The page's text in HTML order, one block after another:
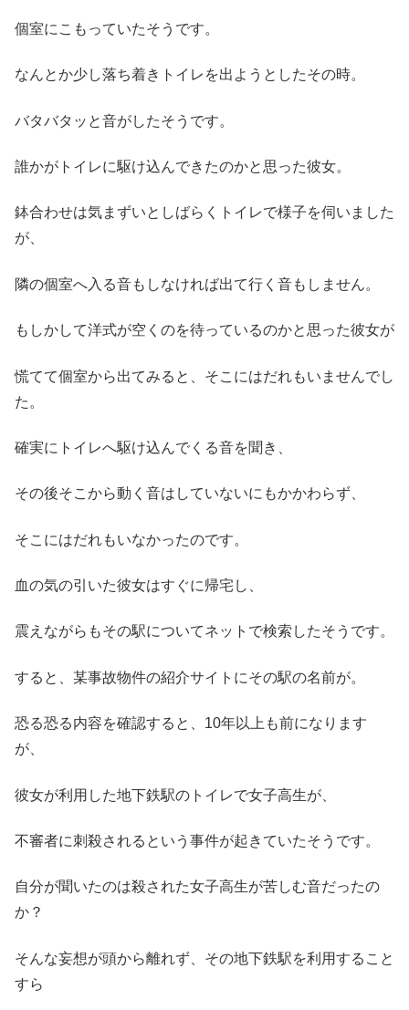
個室にこもっていたそうです。
なんとか少し落ち着きトイレを出ようとしたその時。
バタバタッと音がしたそうです。
誰かがトイレに駆け込んできたのかと思った彼女。
鉢合わせは気まずいとしばらくトイレで様子を伺いました
が、
隣の個室へ入る音もしなければ出て行く音もしません。
もしかして洋式が空くのを待っているのかと思った彼女が
慌てて個室から出てみると、そこにはだれもいませんでし
た。
確実にトイレへ駆け込んでくる音を聞き、
その後そこから動く音はしていないにもかかわらず、
そこにはだれもいなかったのです。
血の気の引いた彼女はすぐに帰宅し、
震えながらもその駅についてネットで検索したそうです。
すると、某事故物件の紹介サイトにその駅の名前が。
恐る恐る内容を確認すると、10年以上も前になります
が、
彼女が利用した地下鉄駅のトイレで女子高生が、
不審者に刺殺されるという事件が起きていたそうです。
自分が聞いたのは殺された女子高生が苦しむ音だったの
か？
そんな妄想が頭から離れず、その地下鉄駅を利用すること
すら